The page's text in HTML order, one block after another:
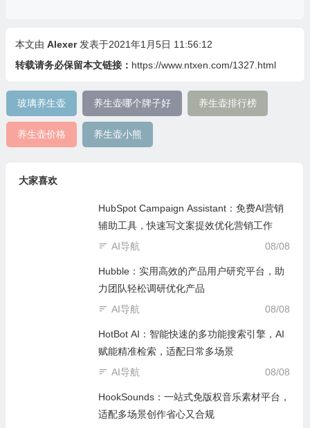
本文由 Alexer 发表于2021年1月5日 11:56:12
转载请务必保留本文链接： https://www.ntxen.com/1327.html
玻璃养生壶 养生壶哪个牌子好 养生壶排行榜
养生壶价格 养生壶小熊
大家喜欢
HubSpot Campaign Assistant：免费AI营销
辅助工具，快速写文案提效优化营销工作
08/08
AI导航
Hubble：实用高效的产品用户研究平台，助
力团队轻松调研优化产品
08/08
AI导航
HotBot AI：智能快速的多功能搜索引擎，AI
赋能精准检索，适配日常多场景
08/08
AI导航
HookSounds：一站式免版权音乐素材平台，
适配多场景创作省心又合规